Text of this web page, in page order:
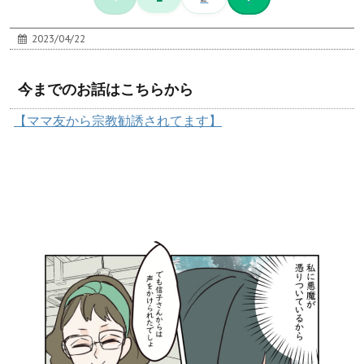
2023/04/22
今までのお話はこちらから
【ママ友から宗教勧誘されてます】